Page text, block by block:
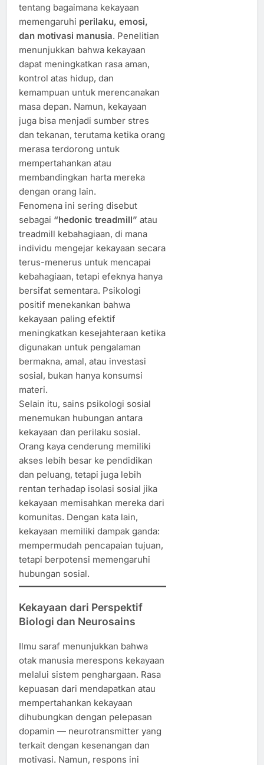
tentang bagaimana kekayaan
memengaruhi perilaku, emosi,
dan motivasi manusia. Penelitian
menunjukkan bahwa kekayaan
dapat meningkatkan rasa aman,
kontrol atas hidup, dan
kemampuan untuk merencanakan
masa depan. Namun, kekayaan
juga bisa menjadi sumber stres
dan tekanan, terutama ketika orang
merasa terdorong untuk
mempertahankan atau
membandingkan harta mereka
dengan orang lain.
Fenomena ini sering disebut
sebagai “hedonic treadmill” atau
treadmill kebahagiaan, di mana
individu mengejar kekayaan secara
terus-menerus untuk mencapai
kebahagiaan, tetapi efeknya hanya
bersifat sementara. Psikologi
positif menekankan bahwa
kekayaan paling efektif
meningkatkan kesejahteraan ketika
digunakan untuk pengalaman
bermakna, amal, atau investasi
sosial, bukan hanya konsumsi
materi.
Selain itu, sains psikologi sosial
menemukan hubungan antara
kekayaan dan perilaku sosial.
Orang kaya cenderung memiliki
akses lebih besar ke pendidikan
dan peluang, tetapi juga lebih
rentan terhadap isolasi sosial jika
kekayaan memisahkan mereka dari
komunitas. Dengan kata lain,
kekayaan memiliki dampak ganda:
mempermudah pencapaian tujuan,
tetapi berpotensi memengaruhi
hubungan sosial.
Kekayaan dari Perspektif
Biologi dan Neurosains
Ilmu saraf menunjukkan bahwa
otak manusia merespons kekayaan
melalui sistem penghargaan. Rasa
kepuasan dari mendapatkan atau
mempertahankan kekayaan
dihubungkan dengan pelepasan
dopamin — neurotransmitter yang
terkait dengan kesenangan dan
motivasi. Namun, respons ini